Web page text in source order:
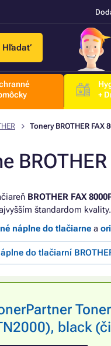
Hľadať
+
Tonery BROTHER FAX
BROTHER
BROTHER FAX
štandardom kvality.
náplne do tlačiarne a
do tlačiarní
black